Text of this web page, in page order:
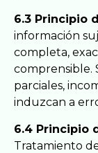
6.3 Principio
información
completa,
comprensible.
parciales,
induzcan a
6.4 Principio
Tratamiento